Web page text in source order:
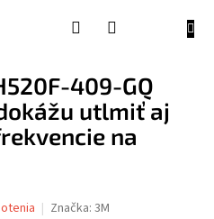
409-GQ
utlmiť aj
na
Značka: 3M